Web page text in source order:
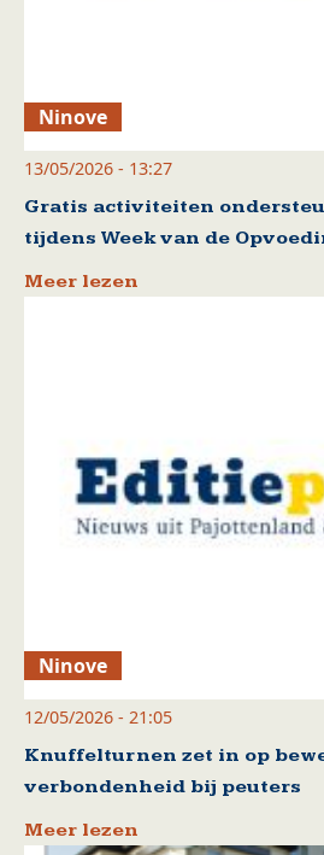
Ninove
13/05/2026 - 13:27
Gratis activiteiten
tijdens Week van de
Meer lezen
Ninove
12/05/2026 - 21:05
Knuffelturnen zet in op
verbondenheid bij peuters
Meer lezen